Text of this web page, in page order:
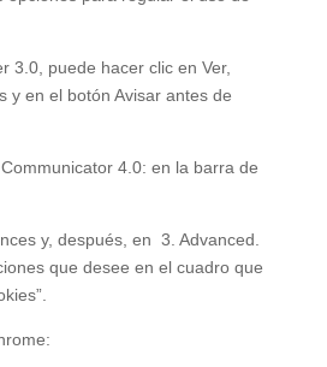
3.0, puede hacer clic en Ver,
y en el botón Avisar antes de
4.0: en la barra de
y, después, en 3. Advanced.
que desee en el cuadro que